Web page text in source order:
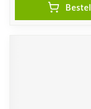
Bestel